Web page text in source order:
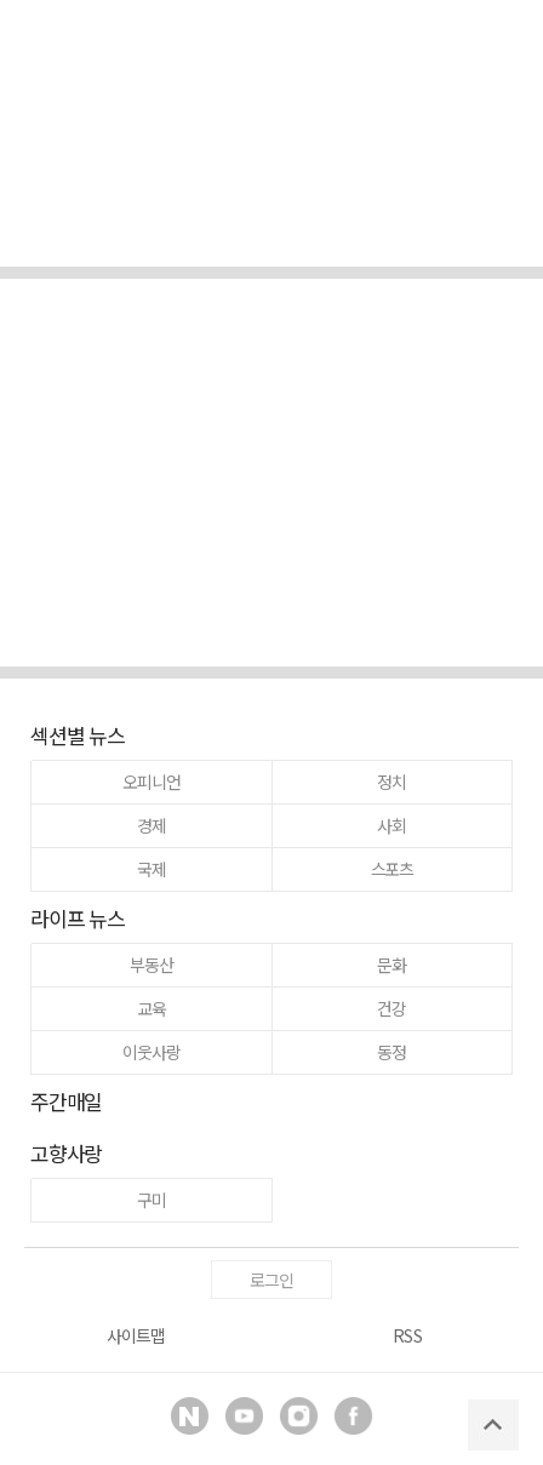
섹션별 뉴스
오피니언
정치
경제
사회
국제
스포츠
라이프 뉴스
부동산
문화
교육
건강
이웃사랑
동정
주간매일
고향사랑
구미
로그인
사이트맵 RSS